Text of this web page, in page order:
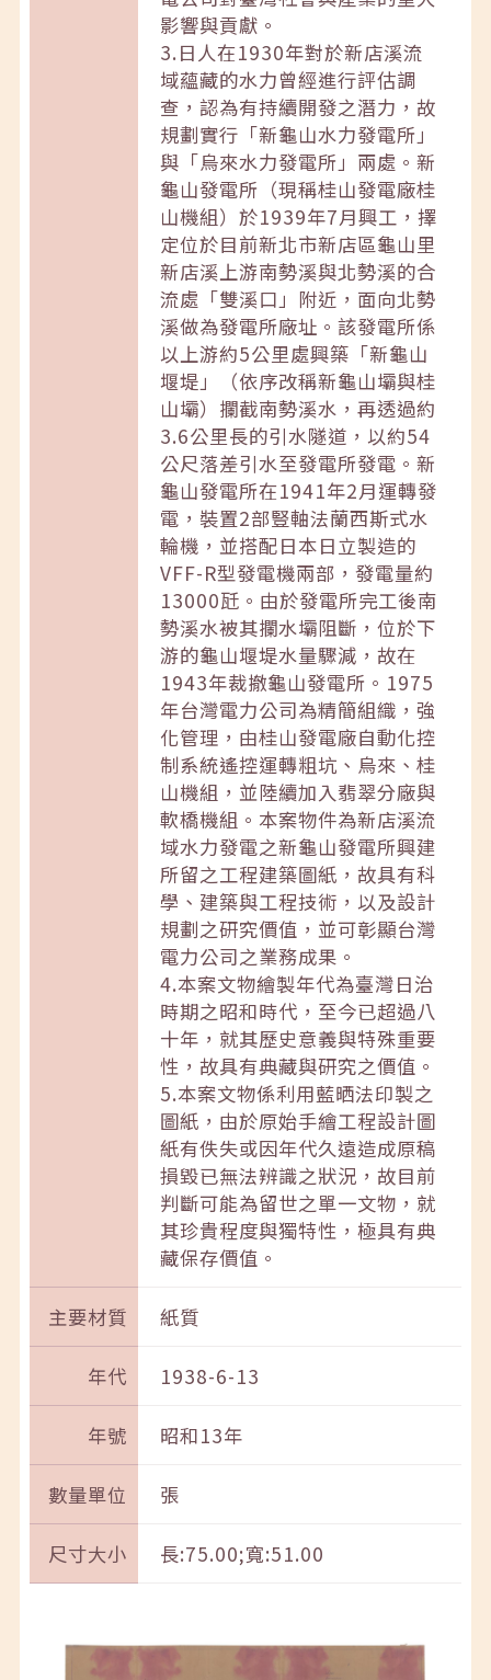
影響與貢獻。
3.日人在1930年對於新店溪流
域蘊藏的水力曾經進行評估調
查，認為有持續開發之潛力，故
規劃實行「新龜山水力發電所」
與「烏來水力發電所」兩處。新
龜山發電所（現稱桂山發電廠桂
山機組）於1939年7月興工，擇
定位於目前新北市新店區龜山里
新店溪上游南勢溪與北勢溪的合
流處「雙溪口」附近，面向北勢
溪做為發電所廠址。該發電所係
以上游約5公里處興築「新龜山
堰堤」（依序改稱新龜山壩與桂
山壩）攔截南勢溪水，再透過約
3.6公里長的引水隧道，以約54
公尺落差引水至發電所發電。新
龜山發電所在1941年2月運轉發
電，裝置2部豎軸法蘭西斯式水
輪機，並搭配日本日立製造的
VFF-R型發電機兩部，發電量約
13000瓩。由於發電所完工後南
勢溪水被其攔水壩阻斷，位於下
游的龜山堰堤水量驟減，故在
1943年裁撤龜山發電所。1975
年台灣電力公司為精簡組織，強
化管理，由桂山發電廠自動化控
制系統遙控運轉粗坑、烏來、桂
山機組，並陸續加入翡翠分廠與
軟橋機組。本案物件為新店溪流
域水力發電之新龜山發電所興建
所留之工程建築圖紙，故具有科
學、建築與工程技術，以及設計
規劃之研究價值，並可彰顯台灣
電力公司之業務成果。
4.本案文物繪製年代為臺灣日治
時期之昭和時代，至今已超過八
十年，就其歷史意義與特殊重要
性，故具有典藏與研究之價值。
5.本案文物係利用藍晒法印製之
圖紙，由於原始手繪工程設計圖
紙有佚失或因年代久遠造成原稿
損毀已無法辨識之狀況，故目前
判斷可能為留世之單一文物，就
其珍貴程度與獨特性，極具有典
藏保存價值。
主要材質 紙質
年代 1938-6-13
年號 昭和13年
數量單位 張
尺寸大小 長:75.00;寬:51.00